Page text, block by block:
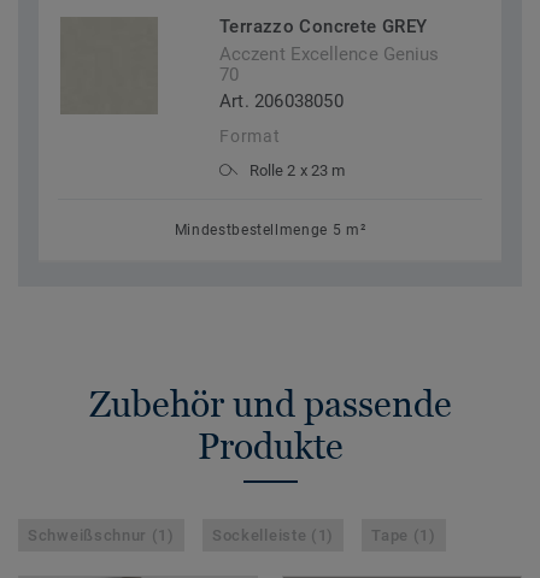
Terrazzo Concrete GREY
Acczent Excellence Genius
70
Art. 206038050
Format
Rolle 2 x 23 m
Mindestbestellmenge 5 m²
Zubehör und passende
Produkte
Schweißschnur (1) Sockelleiste (1) Tape (1)